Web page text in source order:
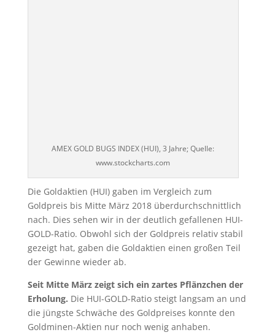
Seit Mitte März zeigt sich ein zartes Pflänzchen der
Die HUI-GOLD-Ratio steigt langsam an und
Goldminen-Aktien nur noch wenig anhaben.
Dies ist in der Regel ein positives Signal für den
Sektor.
Von einer „Befreiung nach oben“ könnte man
sprechen, sobald die Ratio nachhaltig über 0,14
behalten:
HUI-Gold-Ratio, 3 Jahre, Quelle: www.stockcharts.com